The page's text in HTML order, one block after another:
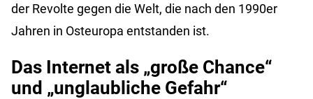
der Revolte gegen die Welt, die nach den 1990er
Jahren in Osteuropa entstanden ist.
Das Internet als „große Chance“
und „unglaubliche Gefahr“